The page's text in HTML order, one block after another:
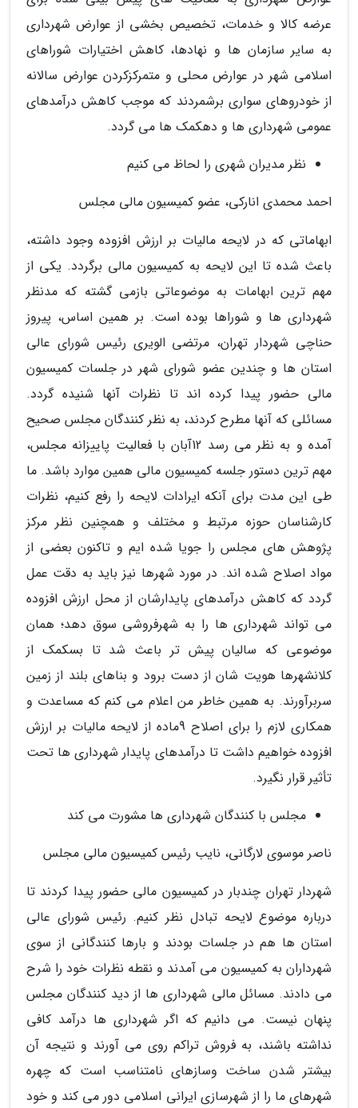
عرضه کالا و خدمات، تخصیص بخشی از عوارض شهرداری
به سایر سازمان ها و نهادها، کاهش اختیارات شوراهای
اسلامی شهر در عوارض محلی و متمرکزکردن عوارض سالانه
از خودروهای سواری برشمردند که موجب کاهش درآمدهای
عمومی شهرداری ها و دهکمک ها می گردد.
نظر مدیران شهری را لحاظ می کنیم
احمد محمدی انارکی، عضو کمیسیون مالی مجلس
ابهاماتی که در لایحه مالیات بر ارزش افزوده وجود داشته،
باعث شده تا این لایحه به کمیسیون مالی برگردد. یکی از
مهم ترین ابهامات به موضوعاتی بازمی گشته که مدنظر
شهرداری ها و شوراها بوده است. بر همین اساس، پیروز
حناچی شهردار تهران، مرتضی الویری رئیس شورای عالی
استان ها و چندین عضو شورای شهر در جلسات کمیسیون
مالی حضور پیدا کرده اند تا نظرات آنها شنیده گردد.
مسائلی که آنها مطرح کردند، به نظر کنندگان مجلس صحیح
آمده و به نظر می رسد 12آبان با فعالیت پاییزانه مجلس،
مهم ترین دستور جلسه کمیسیون مالی همین موارد باشد. ما
طی این مدت برای آنکه ایرادات لایحه را رفع کنیم، نظرات
کارشناسان حوزه مرتبط و مختلف و همچنین نظر مرکز
پژوهش های مجلس را جویا شده ایم و تاکنون بعضی از
مواد اصلاح شده اند. در مورد شهرها نیز باید به دقت عمل
گردد که کاهش درآمدهای پایدارشان از محل ارزش افزوده
می تواند شهرداری ها را به شهرفروشی سوق دهد؛ همان
موضوعی که سالیان پیش تر باعث شد تا بسکمک از
کلانشهرها هویت شان از دست برود و بناهای بلند از زمین
سربرآورند. به همین خاطر من اعلام می کنم که مساعدت و
همکاری لازم را برای اصلاح 9ماده از لایحه مالیات بر ارزش
افزوده خواهیم داشت تا درآمدهای پایدار شهرداری ها تحت
تأثیر قرار نگیرد.
مجلس با کنندگان شهرداری ها مشورت می کند
ناصر موسوی لارگانی، نایب رئیس کمیسیون مالی مجلس
شهردار تهران چندبار در کمیسیون مالی حضور پیدا کردند تا
درباره موضوع لایحه تبادل نظر کنیم. رئیس شورای عالی
استان ها هم در جلسات بودند و بارها کنندگانی از سوی
شهرداران به کمیسیون می آمدند و نقطه نظرات خود را شرح
می دادند. مسائل مالی شهرداری ها از دید کنندگان مجلس
پنهان نیست. می دانیم که اگر شهرداری ها درآمد کافی
نداشته باشند، به فروش تراکم روی می آورند و نتیجه آن
بیشتر شدن ساخت وسازهای نامتناسب است که چهره
شهرهای ما را از شهرسازی ایرانی اسلامی دور می کند و خود